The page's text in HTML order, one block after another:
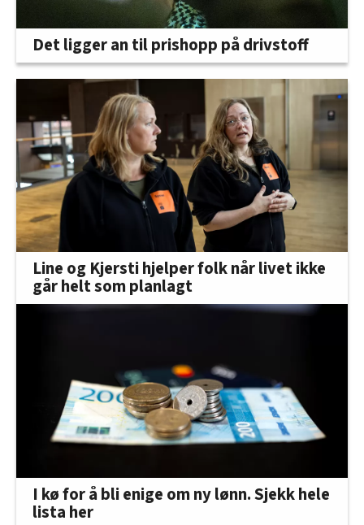
Det ligger an til prishopp på drivstoff
Line og Kjersti hjelper folk når livet ikke
går helt som planlagt
I kø for å bli enige om ny lønn. Sjekk hele
lista her